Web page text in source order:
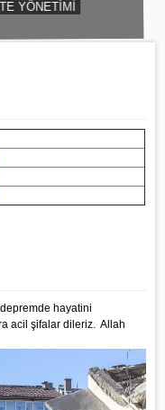
EYMİR 113128 ADA SİTE
hayatini
acil şifalar dileriz. Allah